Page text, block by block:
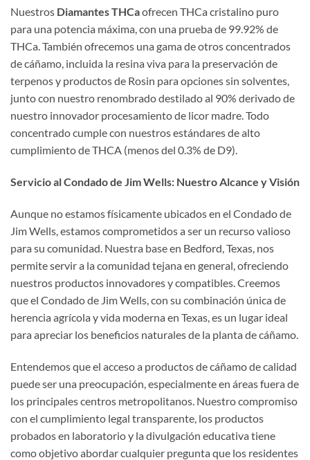
Nuestros Diamantes THCaofrecen THCa cristalino puro
para una potencia máxima, con una prueba de 99.92% de
THCa. También ofrecemos una gama de otros concentrados
de cáñamo, incluida la resina viva para la preservación de
terpenos y productos de Rosin para opciones sin solventes,
junto con nuestro renombrado destilado al 90% derivado de
nuestro innovador procesamiento de licor madre. Todo
concentrado cumple con nuestros estándares de alto
cumplimiento de THCA (menos del 0.3% de D9).
Servicio al Condado de Jim Wells: Nuestro Alcance y Visión
Aunque no estamos físicamente ubicados en el Condado de
Jim Wells, estamos comprometidos a ser un recurso valioso
para su comunidad. Nuestra base en Bedford, Texas, nos
permite servir a la comunidad tejana en general, ofreciendo
nuestros productos innovadores y compatibles. Creemos
que el Condado de Jim Wells, con su combinación única de
herencia agrícola y vida moderna en Texas, es un lugar ideal
para apreciar los beneficios naturales de la planta de cáñamo.
Entendemos que el acceso a productos de cáñamo de calidad
puede ser una preocupación, especialmente en áreas fuera de
los principales centros metropolitanos. Nuestro compromiso
con el cumplimiento legal transparente, los productos
probados en laboratorio y la divulgación educativa tiene
como objetivo abordar cualquier pregunta que los residentes